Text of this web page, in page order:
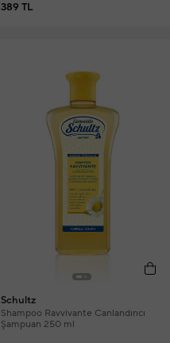
389 TL
Schultz
Shampoo Ravvivante Canlandırıcı
Şampuan 250 ml